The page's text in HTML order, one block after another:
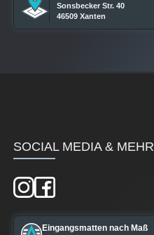
Sonsbecker Str. 40
46509 Xanten
SOCIAL MEDIA & MEHR
Eingangsmatten nach Maß